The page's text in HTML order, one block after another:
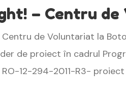
– Centru
Centru de Voluntariat la
de proiect în cadrul
RO-12-294-2011-R3-